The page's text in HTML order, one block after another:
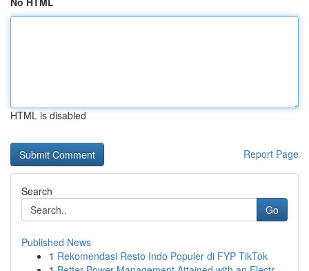
HTML is disabled
Report Page
Search
Go
Published News
1 Rekomendasi Resto Indo Populer di FYP TikTok